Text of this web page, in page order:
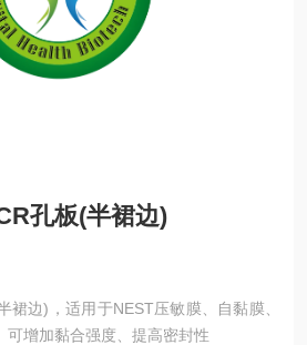
孔板(半裙边)
裙边)，适用于NEST压敏膜、自黏膜、
可增加黏合强度、提高密封性